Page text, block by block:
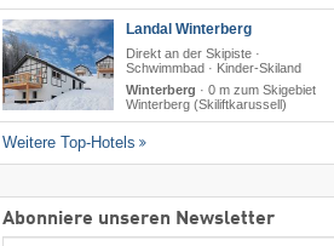
Landal Winterberg
Direkt an der Skipiste ·
Schwimmbad · Kinder-Skiland
Winterberg · 0 m zum Skigebiet
Winterberg (Skiliftkarussell)
Weitere Top-Hotels
Abonniere unseren Newsletter